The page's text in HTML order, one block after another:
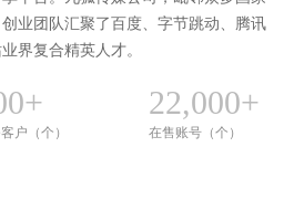
业团队汇聚了百度、字节跳动、腾讯
界复合精英人才。
+
户（个）
22,000+
在售账号（个）